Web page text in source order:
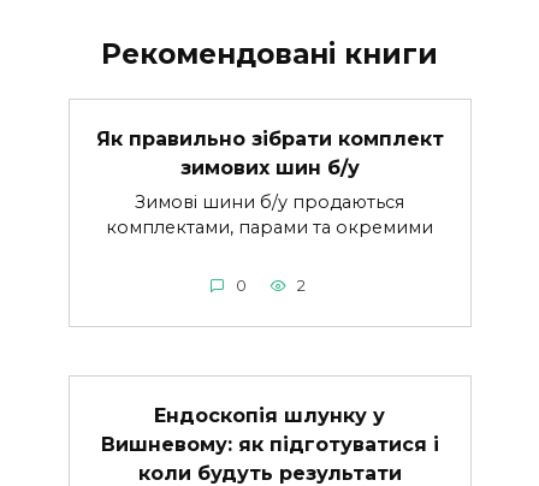
Рекомендовані книги
Як правильно зібрати комплект
зимових шин б/у
Зимові шини б/у продаються
комплектами, парами та окремими
0 2
Ендоскопія шлунку у
Вишневому: як підготуватися і
коли будуть результати